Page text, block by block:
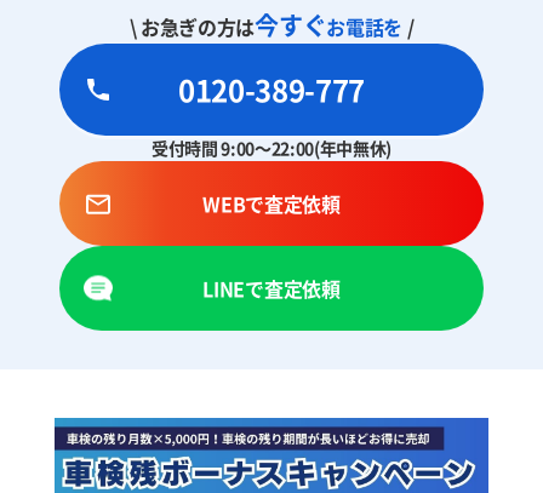
\ お急ぎの方は今すぐお電話を /
0120-389-777
受付時間 9:00～22:00(年中無休)
WEBで査定依頼
LINEで査定依頼